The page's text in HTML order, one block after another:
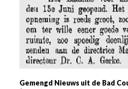
Gemengd Nieuws uit de Bad